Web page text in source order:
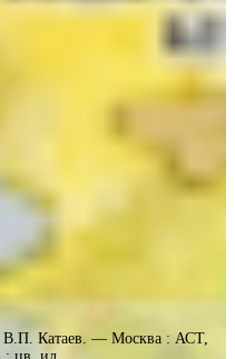
В.П. Катаев. — Москва : АСТ,